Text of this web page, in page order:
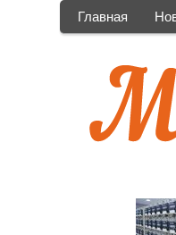
Главная